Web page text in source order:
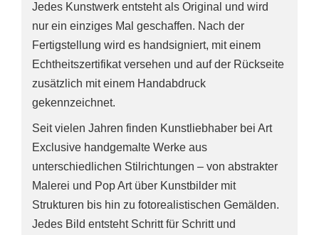
Jedes Kunstwerk entsteht als Original und wird
nur ein einziges Mal geschaffen. Nach der
Fertigstellung wird es handsigniert, mit einem
Echtheitszertifikat versehen und auf der Rückseite
zusätzlich mit einem Handabdruck
gekennzeichnet.
Seit vielen Jahren finden Kunstliebhaber bei Art
Exclusive handgemalte Werke aus
unterschiedlichen Stilrichtungen – von abstrakter
Malerei und Pop Art über Kunstbilder mit
Strukturen bis hin zu fotorealistischen Gemälden.
Jedes Bild entsteht Schritt für Schritt und